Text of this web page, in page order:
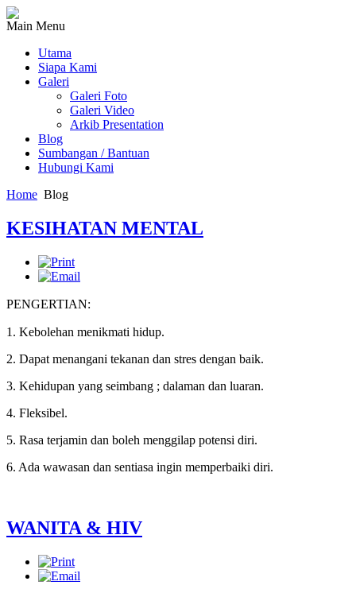
Main Menu
Utama
Siapa Kami
Galeri
Galeri Foto
Galeri Video
Arkib Presentation
Blog
Sumbangan / Bantuan
Hubungi Kami
Home Blog
KESIHATAN MENTAL
PENGERTIAN:
1. Kebolehan menikmati hidup.
2. Dapat menangani tekanan dan stres dengan baik.
3. Kehidupan yang seimbang ; dalaman dan luaran.
4. Fleksibel.
5. Rasa terjamin dan boleh menggilap potensi diri.
6. Ada wawasan dan sentiasa ingin memperbaiki diri.
WANITA & HIV